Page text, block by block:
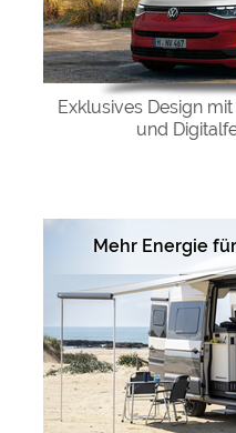
Exklusives Design
und
Mehr Energie